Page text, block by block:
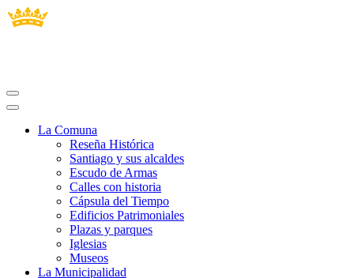
La Comuna
Reseña Histórica
Santiago y sus alcaldes
Escudo de Armas
Calles con historia
Cápsula del Tiempo
Edificios Patrimoniales
Plazas y parques
Iglesias
Museos
La Municipalidad